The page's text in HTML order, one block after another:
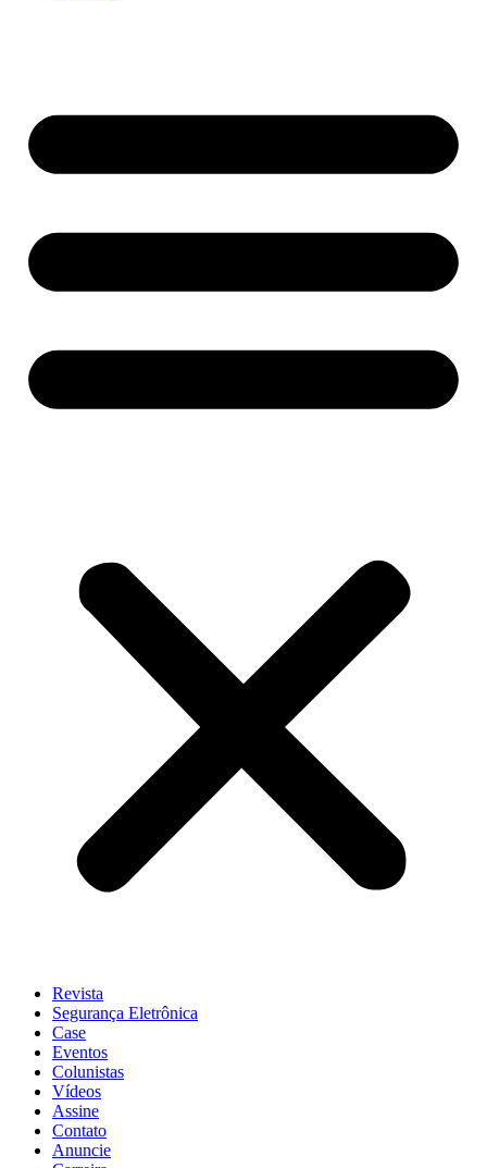
Revista
Segurança Eletrônica
Case
Eventos
Colunistas
Vídeos
Assine
Contato
Anuncie